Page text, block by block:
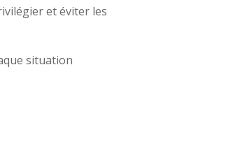
et éviter les
situation